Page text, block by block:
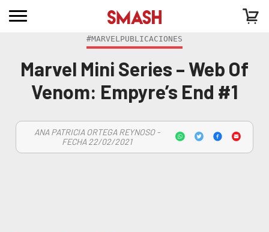
#MARVELPUBLICACIONES
Marvel Mini Series – Web Of
Venom: Empyre’s End #1
ANA PATRICIA ORTEGA REYNOSO -
FECHA 22/02/2021